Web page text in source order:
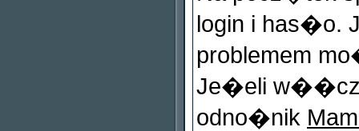
login i has�o.
problemem
Je�eli
odno�nik